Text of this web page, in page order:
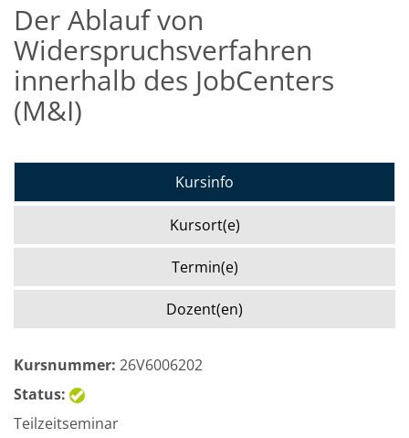
Der Ablauf von
Widerspruchsverfahren
innerhalb des JobCenters
(M&I)
Kursinfo
Kursort(e)
Termin(e)
Dozent(en)
Kursnummer: 26V6006202
Status:
Teilzeitseminar